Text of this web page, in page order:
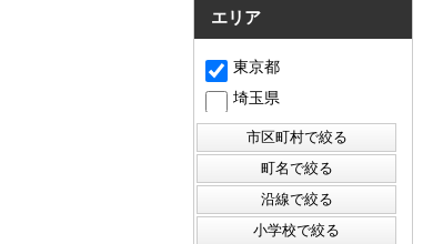
エリア
東京都
埼玉県